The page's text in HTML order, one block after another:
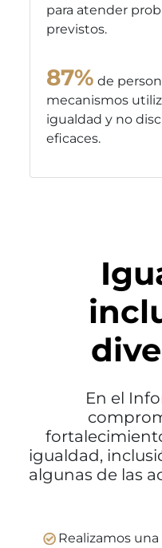
para atender
previstos.
87% de
mecanismos
igualdad y no
eficaces.
En el
igualdad,
algunas de las
Realizamos